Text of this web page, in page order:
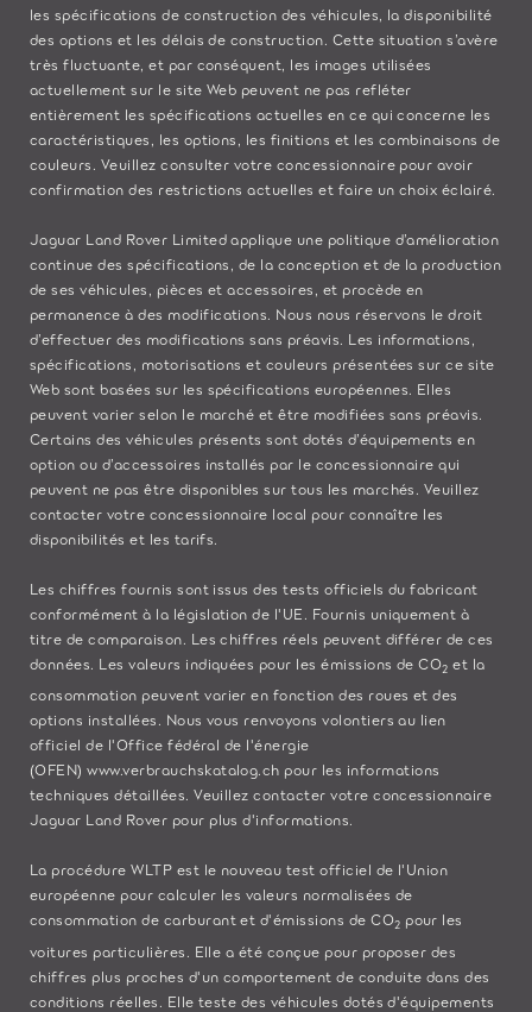
les spécifications de construction des véhicules, la disponibilité
des options et les délais de construction. Cette situation s’avère
très fluctuante, et par conséquent, les images utilisées
actuellement sur le site Web peuvent ne pas refléter
entièrement les spécifications actuelles en ce qui concerne les
caractéristiques, les options, les finitions et les combinaisons de
couleurs. Veuillez consulter votre concessionnaire pour avoir
confirmation des restrictions actuelles et faire un choix éclairé.
Jaguar Land Rover Limited applique une politique d’amélioration
continue des spécifications, de la conception et de la production
de ses véhicules, pièces et accessoires, et procède en
permanence à des modifications. Nous nous réservons le droit
d’effectuer des modifications sans préavis. Les informations,
spécifications, motorisations et couleurs présentées sur ce site
Web sont basées sur les spécifications européennes. Elles
peuvent varier selon le marché et être modifiées sans préavis.
Certains des véhicules présents sont dotés d’équipements en
option ou d’accessoires installés par le concessionnaire qui
peuvent ne pas être disponibles sur tous les marchés. Veuillez
contacter votre concessionnaire local pour connaître les
disponibilités et les tarifs.
Les chiffres fournis sont issus des tests officiels du fabricant
conformément à la législation de l'UE. Fournis uniquement à
titre de comparaison. Les chiffres réels peuvent différer de ces
données. Les valeurs indiquées pour les émissions de CO2 et la
consommation peuvent varier en fonction des roues et des
options installées. Nous vous renvoyons volontiers au lien
officiel de l'Office fédéral de l'énergie
(OFEN)www.verbrauchskatalog.ch pour les informations
techniques détaillées. Veuillez contacter votre concessionnaire
Jaguar Land Rover pour plus d'informations.
La procédure WLTP est le nouveau test officiel de l'Union
européenne pour calculer les valeurs normalisées de
consommation de carburant et d'émissions de CO2 pour les
voitures particulières. Elle a été conçue pour proposer des
chiffres plus proches d'un comportement de conduite dans des
conditions réelles. Elle teste des véhicules dotés d'équipements